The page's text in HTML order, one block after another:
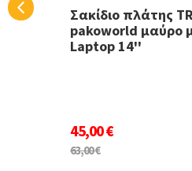
Σακίδιο πλάτης
pakoworld μαύρο
Laptop 14''
45,00 €
63,00 €